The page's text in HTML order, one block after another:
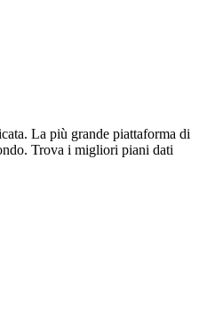
La più grande piattaforma di
Trova i migliori piani dati